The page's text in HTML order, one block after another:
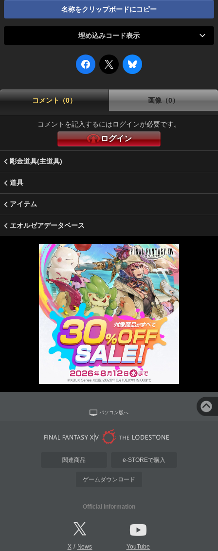
名称をクリップボードにコピー
埋め込みコード表示
コメント（0） 画像（0）
コメントを記入するにはログインが必要です。
ログイン
彫金道具(主道具)
道具
アイテム
エオルゼアデータベース
パソコン版へ
関連商品 e-STOREで購入
ゲームダウンロード
Official Information
X/ News YouTube